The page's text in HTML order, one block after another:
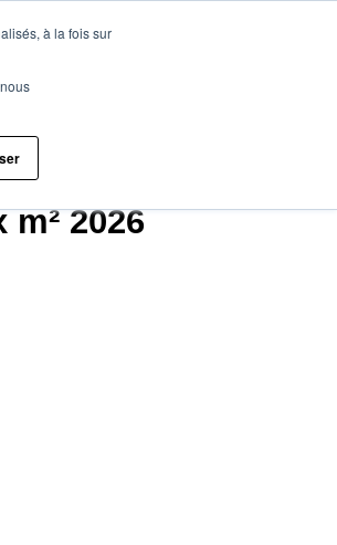
à la fois sur
2026